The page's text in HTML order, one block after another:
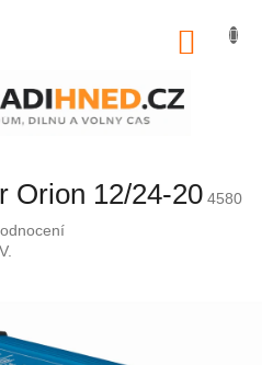
Orion 12/24-20 4580